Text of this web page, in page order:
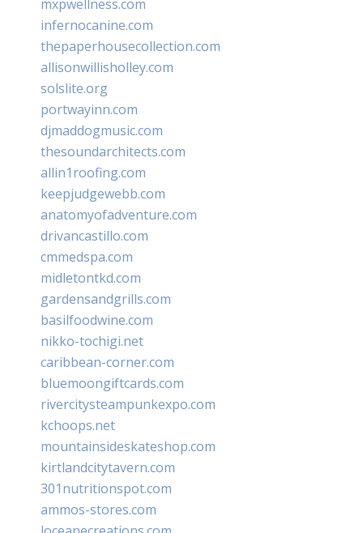
mxpwellness.com
infernocanine.com
thepaperhousecollection.com
allisonwillisholley.com
solslite.org
portwayinn.com
djmaddogmusic.com
thesoundarchitects.com
allin1roofing.com
keepjudgewebb.com
anatomyofadventure.com
drivancastillo.com
cmmedspa.com
midletontkd.com
gardensandgrills.com
basilfoodwine.com
nikko-tochigi.net
caribbean-corner.com
bluemoongiftcards.com
rivercitysteampunkexpo.com
kchoops.net
mountainsideskateshop.com
kirtlandcitytavern.com
301nutritionspot.com
ammos-stores.com